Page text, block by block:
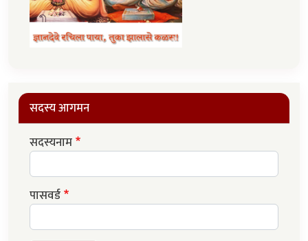
सदस्य आगमन
सदस्यनाम
पासवर्ड